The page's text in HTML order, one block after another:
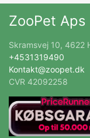
ZooPet Aps
Skramsvej 10, 4622
+4531319490
Kontakt@zoopet.dk
CVR 42092258